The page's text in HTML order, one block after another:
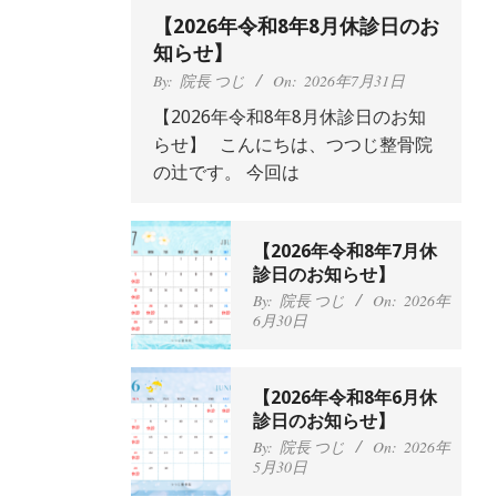
【2026年令和8年8月休診日のお
知らせ】
By: 院長 つじ On: 2026年7月31日
【2026年令和8年8月休診日のお知
らせ】 こんにちは、つつじ整骨院
の辻です。 今回は
【2026年令和8年7月休
診日のお知らせ】
By: 院長 つじ On: 2026年
6月30日
【2026年令和8年6月休
診日のお知らせ】
By: 院長 つじ On: 2026年
5月30日
抱っこひもで肩と背中が
ました。
By: 院長 つじ On:
年9月25日
肩こり・頭痛からくる不
安感を感じずに日常生活
をおくれるようになりた
い、 と訴えていた40代男
院長 つじ On: 2024
年9月21日
左足のしびれと頭痛が辛
いです、 と訴えていた50
代女性の患者さんから感
想をいただきました。